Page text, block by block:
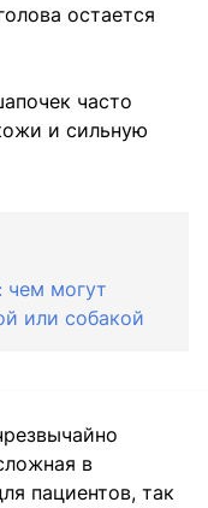
остается
часто
и сильную
чем могут
или собакой
в
пациентов, так